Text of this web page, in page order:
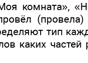
комната»,
тип
каких